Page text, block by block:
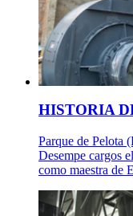
HISTORIA
Parque de Pelota
Desempe cargos
como maestra de